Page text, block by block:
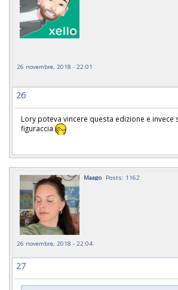
26 novembre, 2018 - 22:01
26
Lory poteva vincere questa edizione e invece
figuraccia
Maago Posts: 1162
26 novembre, 2018 - 22:04
27